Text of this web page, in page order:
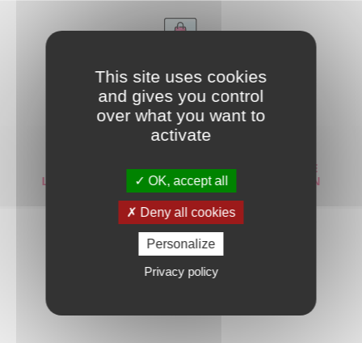
PARTAGER
This site uses cookies
and gives you control
over what you want to
activate
OK, accept all
Deny all cookies
Personalize
Privacy policy